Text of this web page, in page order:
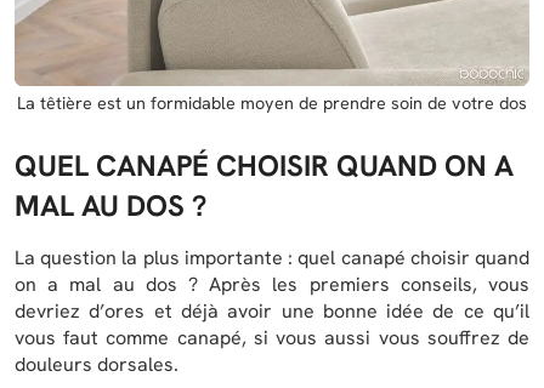
La têtière est un formidable moyen de prendre soin de votre dos
QUEL CANAPÉ CHOISIR QUAND ON A
MAL AU DOS ?
La question la plus importante : quel canapé choisir quand
on a mal au dos ? Après les premiers conseils, vous
devriez d’ores et déjà avoir une bonne idée de ce qu’il
vous faut comme canapé, si vous aussi vous souffrez de
douleurs dorsales.